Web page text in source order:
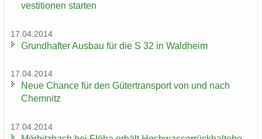
ves­ti­tio­nen star­ten
17.04.2014
Grund­haf­ter Aus­bau für die S 32 in Wald­heim
17.04.2014
Neue Chan­ce für den Gü­ter­trans­port von und nach
Chem­nitz
17.04.2014